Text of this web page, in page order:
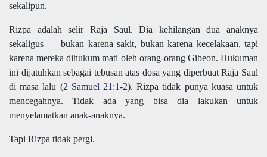
sekalipun.
Rizpa adalah selir Raja Saul. Dia kehilangan dua anaknya
sekaligus — bukan karena sakit, bukan karena kecelakaan, tapi
karena mereka dihukum mati oleh orang-orang Gibeon. Hukuman
ini dijatuhkan sebagai tebusan atas dosa yang diperbuat Raja Saul
di masa lalu (2 Samuel 21:1-2). Rizpa tidak punya kuasa untuk
mencegahnya. Tidak ada yang bisa dia lakukan untuk
menyelamatkan anak-anaknya.
Tapi Rizpa tidak pergi.